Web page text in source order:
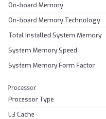
On-board Memory
On-board Memory Technology
Total Installed System Memory
System Memory Speed
System Memory Form Factor
Processor
Processor Type
L3 Cache